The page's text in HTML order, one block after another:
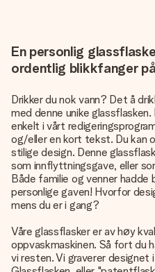
En personlig
ordentlig blikkfanger
Drikker du nok vann? Det å
med denne unike
enkelt i vårt
og/eller en kort tekst. Du kan
stilige design. Denne
som innflyttningsgave, eller
Både familie og venner hadde
personlige gaven! Hvorfor
mens du er i gang?
Våre glassflasker er av høy
oppvaskmaskinen. Så fort du
vi resten. Vi graverer designet